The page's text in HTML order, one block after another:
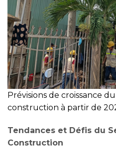
Prévisions de croissance
construction à partir de
Tendances et Défis du
Construction